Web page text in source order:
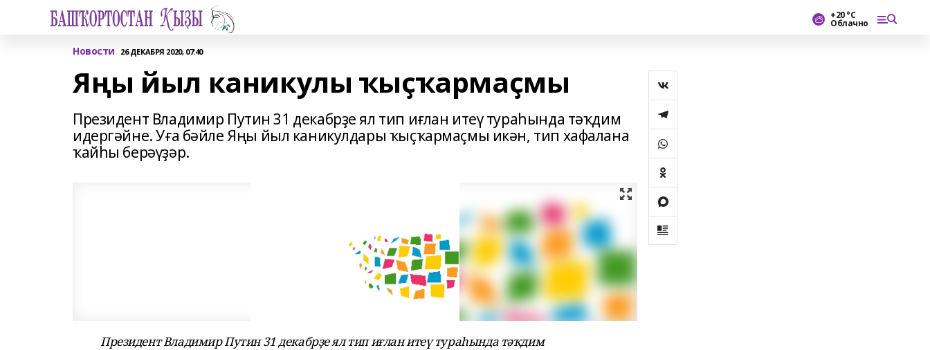
+20 °С
Облачно
Новости 26 ДЕКАБРЯ 2020, 07:40
Яңы йыл каникулы ҡыҫҡармаҫмы
Президент Владимир Путин 31 декабрҙе ял тип иғлан итеү тураһында тәҡдим
идергәйне. Уға бәйле Яңы йыл каникулдары ҡыҫҡармаҫмы икән, тип хафалана
ҡайһы берәүҙәр.
Президент Владимир Путин 31 декабрҙе ял тип иғлан итеү тураһында тәҡдим